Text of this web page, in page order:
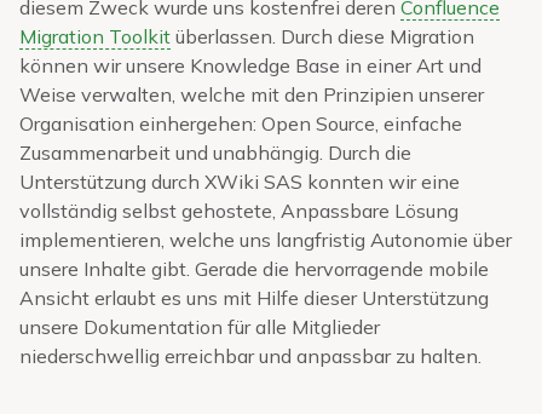
diesem Zweck wurde uns kostenfrei deren Confluence
Migration Toolkit überlassen. Durch diese Migration
können wir unsere Knowledge Base in einer Art und
Weise verwalten, welche mit den Prinzipien unserer
Organisation einhergehen: Open Source, einfache
Zusammenarbeit und unabhängig. Durch die
Unterstützung durch XWiki SAS konnten wir eine
vollständig selbst gehostete, Anpassbare Lösung
implementieren, welche uns langfristig Autonomie über
unsere Inhalte gibt. Gerade die hervorragende mobile
Ansicht erlaubt es uns mit Hilfe dieser Unterstützung
unsere Dokumentation für alle Mitglieder
niederschwellig erreichbar und anpassbar zu halten.